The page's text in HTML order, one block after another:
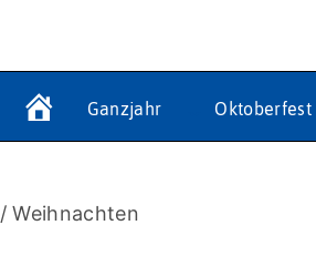
Ganzjahr Oktoberfest
/ Weihnachten